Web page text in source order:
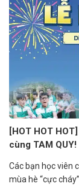
[HOT HOT
cùng TAM QUY!
Các bạn học viên
mùa hè “cực cháy”